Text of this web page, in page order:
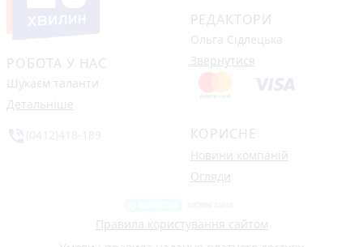
РОБОТА У НАС
Шукаєм таланти
Детальніше
РЕДАКТОРИ
Ольга Сідлецька
Звернутися
КОРИСНЕ
Новини компаній
Огляди
Правила користування сайтом